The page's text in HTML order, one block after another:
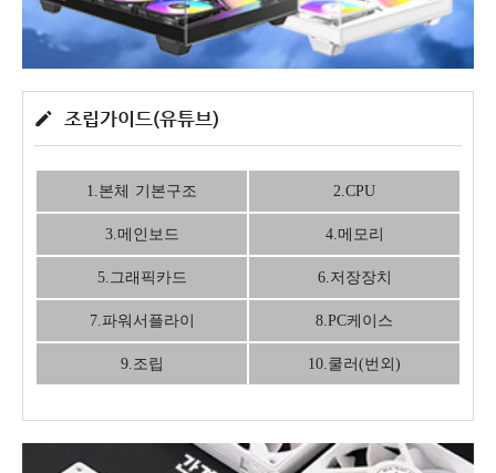
조립가이드(유튜브)
1.본체 기본구조 2.CPU
3.메인보드 4.메모리
5.그래픽카드 6.저장장치
7.파워서플라이 8.PC케이스
9.조립 10.쿨러(번외)